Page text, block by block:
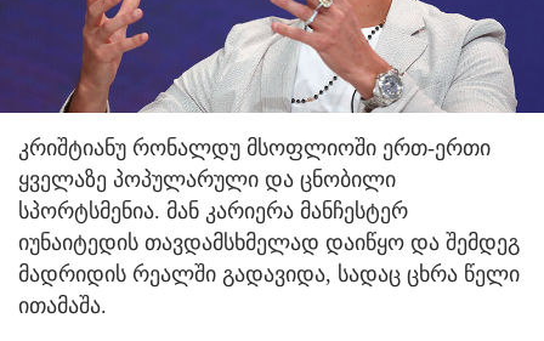
კრიშტიანუ რონალდუ მსოფლიოში ერთ-ერთი
ყველაზე პოპულარული და ცნობილი
სპორტსმენია. მან კარიერა მანჩესტერ
იუნაიტედის თავდამსხმელად დაიწყო და შემდეგ
მადრიდის რეალში გადავიდა, სადაც ცხრა წელი
ითამაშა.